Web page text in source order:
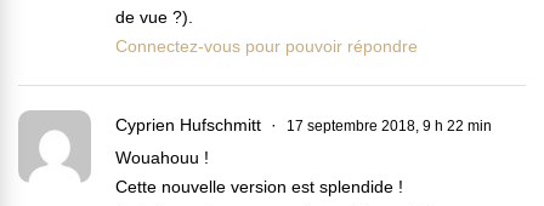
de vue ?).
Connectez-vous pour pouvoir répondre
Cyprien Hufschmitt 17 septembre 2018, 9 h 22 min
Wouahouu !
Cette nouvelle version est splendide !